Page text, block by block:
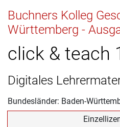
Buchners Kolleg
Württemberg -
click & teach
Digitales
Bundesländer: Baden-